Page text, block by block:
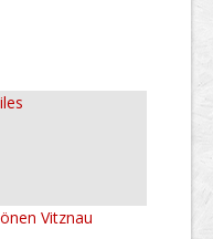
Vitznau